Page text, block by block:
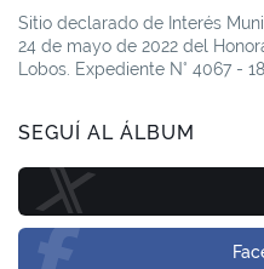
Sitio declarado de Interés
24 de mayo de 2022 del
Lobos. Expediente N° 4067 -
SEGUÍ AL ÁLBUM